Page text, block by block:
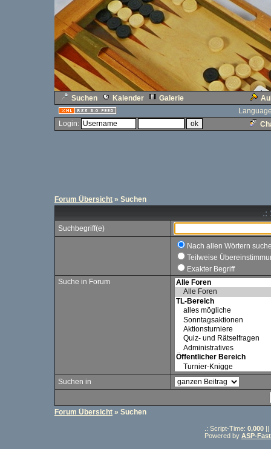
Suchen Kalender Galerie
Login:
Forum Übersicht » Suchen
.:
Suchbegriff(e)
Nach allen Wörtern
Teilweise
Exakter Begriff
Suche in Forum
Suchen in
Forum Übersicht » Suchen
.: Script-Time: 0,000 ||
Powered by ASP-